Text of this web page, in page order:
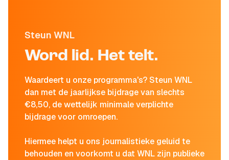
Steun WNL
Word lid. Het telt.
Waardeert u onze programma's? Steun WNL
dan met de jaarlijkse bijdrage van slechts
€8,50, de wettelijk minimale verplichte
bijdrage voor omroepen.
Hiermee helpt u ons journalistieke geluid te
behouden en voorkomt u dat WNL zijn publieke